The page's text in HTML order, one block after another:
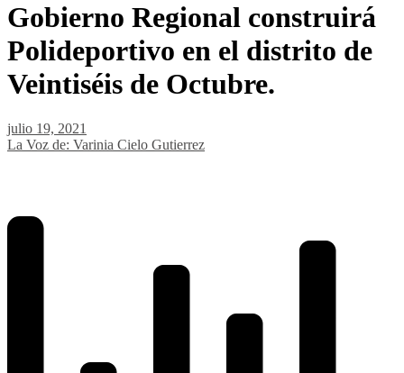
Gobierno Regional construirá
Polideportivo en el distrito de
Veintiséis de Octubre.
julio 19, 2021
La Voz de: Varinia Cielo Gutierrez